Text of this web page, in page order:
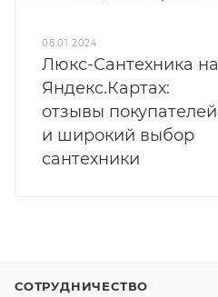
08.01.2024
Люкс-Сантехника на
Яндекс.Картах:
отзывы покупателей
и широкий выбор
сантехники
СОТРУДНИЧЕСТВО